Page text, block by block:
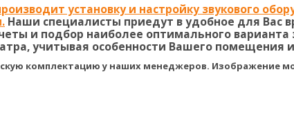
установку и настройку звукового
Наши специалисты приедут в удобное для Вас
и подбор наиболее оптимального варианта
учитывая особенности Вашего помещения
комплектацию у наших менеджеров. Изображение